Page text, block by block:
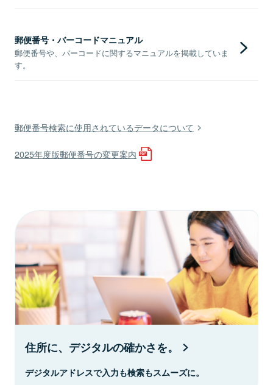
郵便番号・バーコードマニュアル
郵便番号や、バーコードに関するマニュアルを掲載していま
す。
郵便番号検索に使用されているデータについて
2025年度版郵便番号の変更案内
住所に、デジタルの確かさを。
デジタルアドレスで入力も検索もスムーズに。